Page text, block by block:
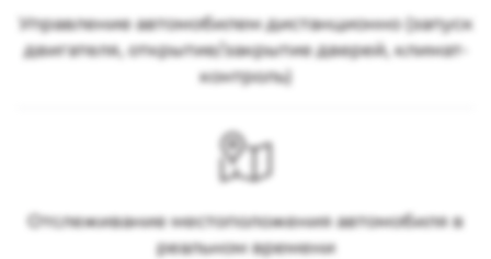
Управление автомобилем дистанционно (запуск
двигателя, открытие/закрытие дверей, климат-
контроль)
Отслеживание местоположения автомобиля в
реальном времени